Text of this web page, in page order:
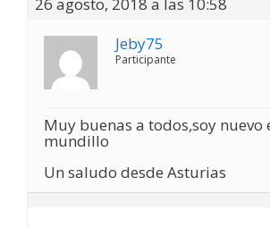
Jeby75
Participante
Muy buenas a todos,soy nuevo
mundillo
Un saludo desde Asturias